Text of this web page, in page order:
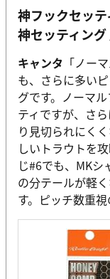
神フックセッ
神セッティング
キャンタ 「ノー
も、さらに多い
グです。ノーマ
ティですが、さ
り見切られにく
しいトラウトを
じ#6でも、MKシ
の分テールが軽
す。ピッチ数重視